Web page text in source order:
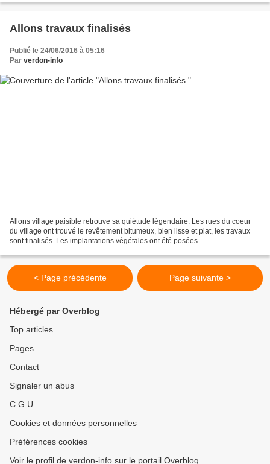
Allons travaux finalisés
Publié le 24/06/2016 à 05:16
Par verdon-info
Allons village paisible retrouve sa quiétude légendaire. Les rues du coeur
du village ont trouvé le revêtement bitumeux, bien lisse et plat, les travaux
sont finalisés. Les implantations végétales ont été posées
< Page précédente Page suivante >
Hébergé par Overblog
Top articles
Pages
Contact
Signaler un abus
C.G.U.
Cookies et données personnelles
Préférences cookies
Voir le profil de verdon-info sur le portail Overblog